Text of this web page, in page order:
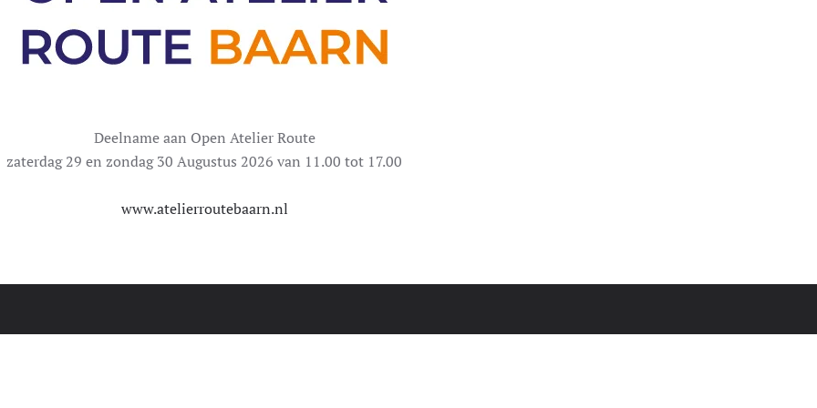
Deelname aan Open Atelier Route
zaterdag 29 en zondag 30 Augustus 2026 van 11.00 tot 17.00
www.atelierroutebaarn.nl